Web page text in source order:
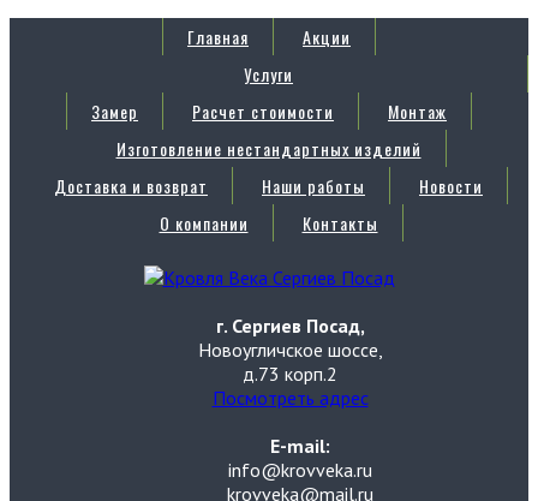
Главная
Акции
Услуги
Замер
Расчет стоимости
Монтаж
Изготовление нестандартных изделий
Доставка и возврат
Наши работы
Новости
О компании
Контакты
г. Сергиев Посад,
Новоугличское шоссе,
д.73 корп.2
Посмотреть адрес
E-mail:
info@krovveka.ru
krovveka@mail.ru